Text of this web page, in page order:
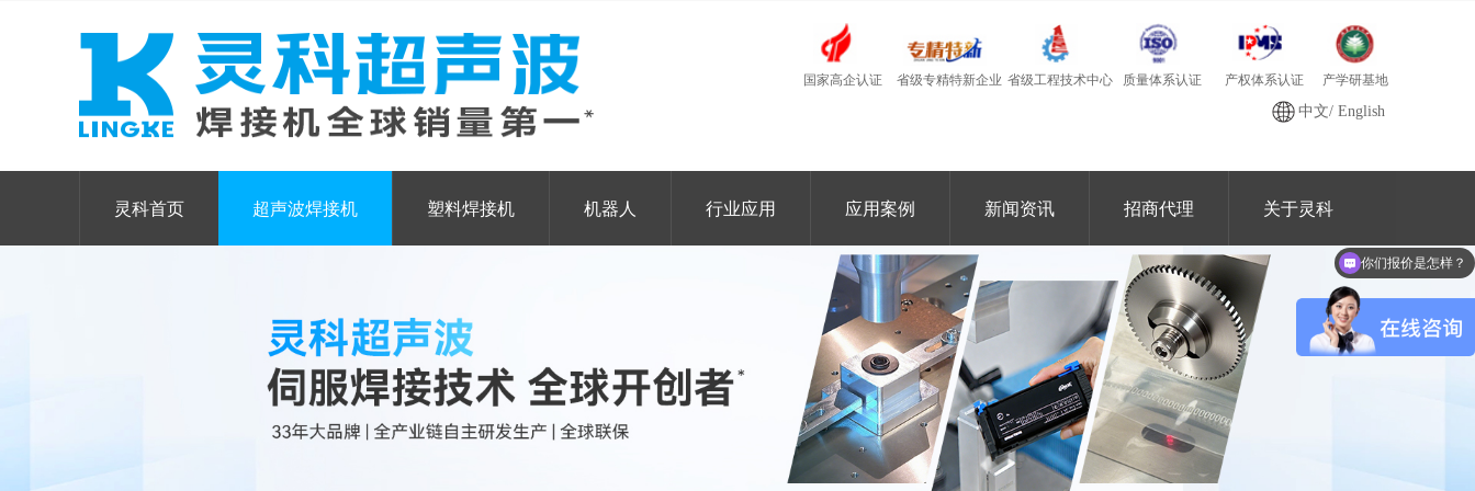
国家高企认证 省级专精特新企业 省级工程技术中心 质量体系认证 产权体系认证 产学研基地
中文/English
灵科首页 超声波焊接机 塑料焊接机 机器人 行业应用 应用案例 新闻资讯 招商代理 关于灵科
你们报价是怎样？